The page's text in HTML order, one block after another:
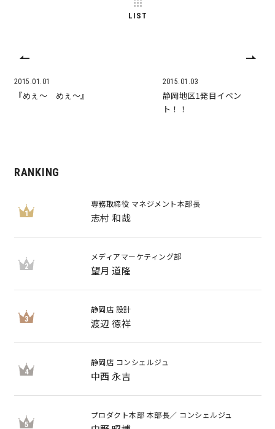
2015.01.01
『めぇ～ めぇ～』
LIST
2015.01.03
静岡地区1発目イベン
ト！！
RANKING
1
専務取締役 マネジメント本部長
志村 和哉
2
メディアマーケティング部
望月 道隆
3
静岡店 設計
渡辺 徳祥
4
静岡店 コンシェルジュ
中西 永吉
5
プロダクト本部 本部長／ コンシェルジュ